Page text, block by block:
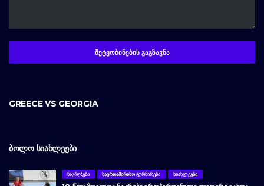
GREECE VS GEORGIA
ᲑᲝᲚᲝ ᲡᲘᲐᲮᲚᲔᲔᲑᲘ
ᲜᲐᲙᲠᲔᲑᲔᲑᲘ ᲡᲐᲔᲠᲗᲐᲨᲘᲠᲘᲡᲝ ᲢᲣᲠᲜᲘᲠᲔᲑᲘ ᲡᲘᲐᲮᲚᲔᲔᲑᲘ